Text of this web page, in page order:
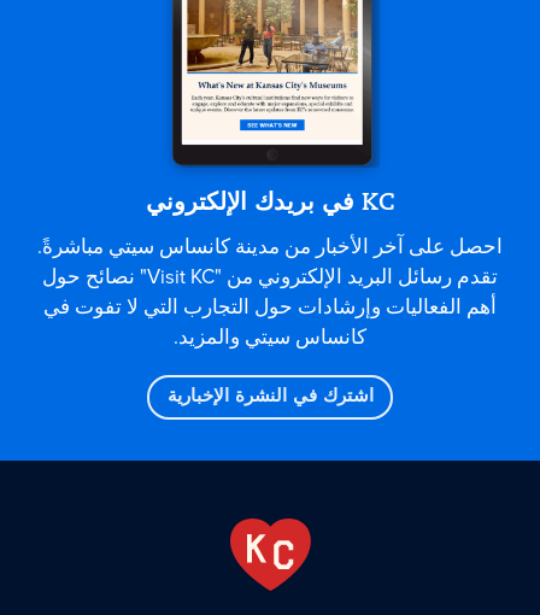
KC في بريدك الإلكتروني
احصل على آخر الأخبار من مدينة كانساس سيتي مباشرةً.
تقدم رسائل البريد الإلكتروني من "Visit KC" نصائح حول
أهم الفعاليات وإرشادات حول التجارب التي لا تفوت في
كانساس سيتي والمزيد.
اشترك في النشرة الإخبارية